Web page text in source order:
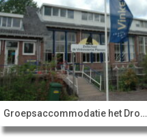
Groepsaccommodatie het Droogdok